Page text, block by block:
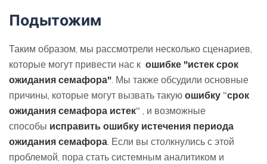
Подытожим
Таким образом, мы рассмотрели несколько сценариев,
которые могут привести нас к ошибке "истек срок
ожидания семафора". Мы также обсудили основные
причины, которые могут вызвать такую ошибку "срок
ожидания семафора истек" , и возможные
способы исправить ошибку истечения периода
ожидания семафора. Если вы столкнулись с этой
проблемой, пора стать системным аналитиком и